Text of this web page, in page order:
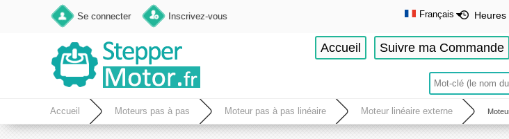
Se connecter Inscrivez-vous
Français
Deutsch
Français
Español
Accueil Suivre ma Commande
Accueil Moteurs pas à pas Moteur pas à pas linéaire Moteur linéaire externe